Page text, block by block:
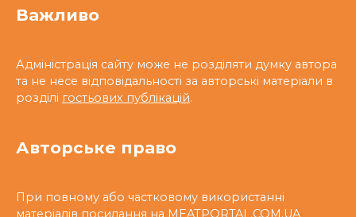
Важливо
Адміністрація сайту може не розділяти думку автора
та не несе відповідальності за авторські матеріали в
розділі гостьових публікацій.
Авторське право
При повному або частковому використанні
матеріалів посилання на MEATPORTAL.COM.UA